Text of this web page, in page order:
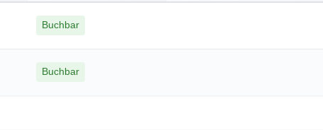
Buchbar
Buchbar